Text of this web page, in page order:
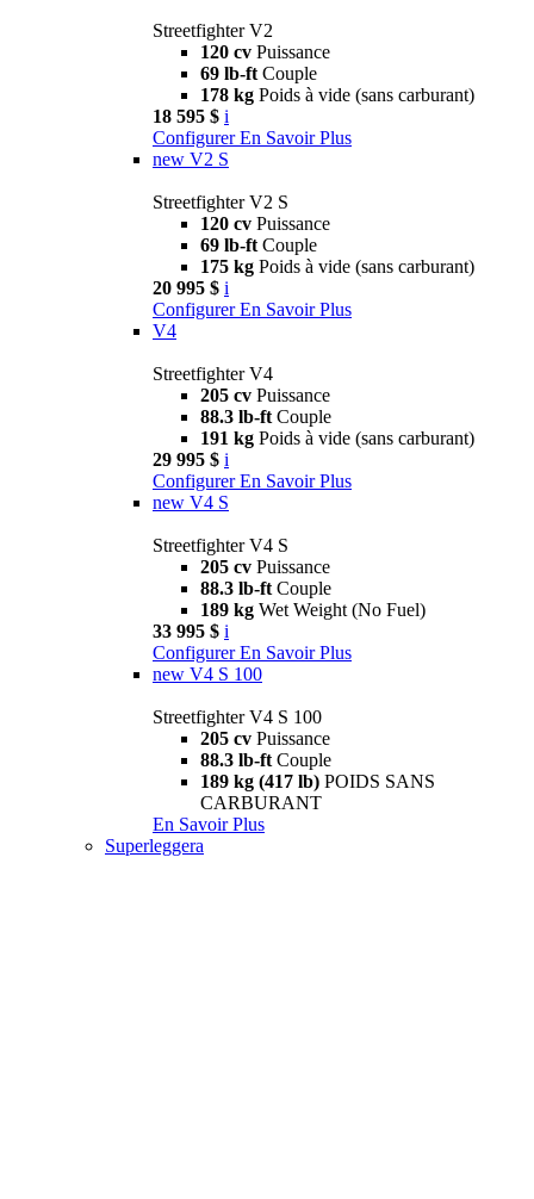
Streetfighter V2
120 cv Puissance
69 lb-ft Couple
178 kg Poids à vide (sans carburant)
18 595 $ i
Configurer En Savoir Plus
new V2 S
Streetfighter V2 S
120 cv Puissance
69 lb-ft Couple
175 kg Poids à vide (sans carburant)
20 995 $ i
Configurer En Savoir Plus
V4
Streetfighter V4
205 cv Puissance
88.3 lb-ft Couple
191 kg Poids à vide (sans carburant)
29 995 $ i
Configurer En Savoir Plus
new V4 S
Streetfighter V4 S
205 cv Puissance
88.3 lb-ft Couple
189 kg Wet Weight (No Fuel)
33 995 $ i
Configurer En Savoir Plus
new V4 S 100
Streetfighter V4 S 100
205 cv Puissance
88.3 lb-ft Couple
189 kg (417 lb) POIDS SANS
CARBURANT
En Savoir Plus
Superleggera